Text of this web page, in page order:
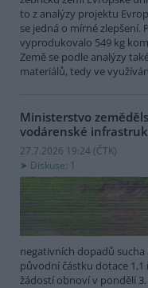
to z analýzy projektu
se jedná o mírné zlepšení.
vyprodukovalo 549 kg
Země se podle analýzy
materiálů, tedy ve
Ministerstvo
vodárenské
27.7.2026 19:24 (ČTK)
Diskuse: 1
negativních dopadů
původní částku dotace
žádostí obnoví v pondělí 3.